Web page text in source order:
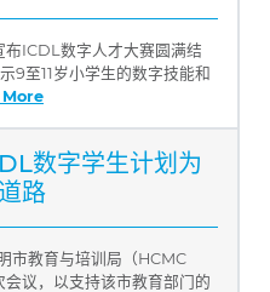
ICDL数字人才大赛圆满结
9至11岁小学生的数字技能和
More
数字学生计划为
路
市教育与培训局（HCMC
议，以支持该市教育部门的